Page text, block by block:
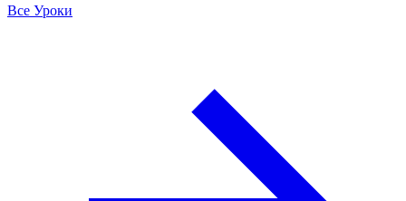
Все Уроки